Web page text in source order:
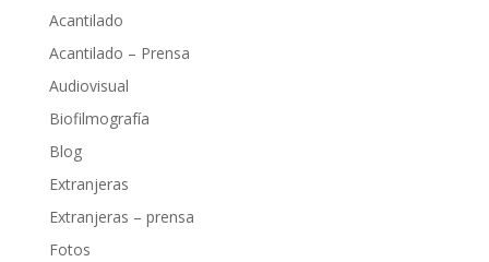
Acantilado
Acantilado – Prensa
Audiovisual
Biofilmografía
Blog
Extranjeras
Extranjeras – prensa
Fotos